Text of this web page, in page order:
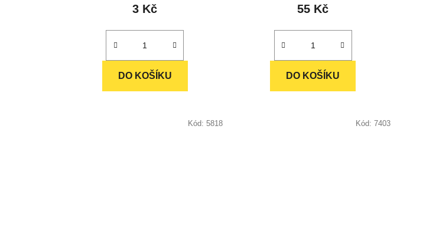
je
hvězdiček.
3 Kč
DO KOŠÍKU
55 Kč
DO KOŠÍKU
Kód: 5818 Kód: 7403